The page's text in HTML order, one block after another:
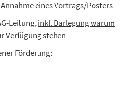
eines Vortrags/Posters
Leitung,inkl. Darlegung warum
Verfügung stehen
Förderung: